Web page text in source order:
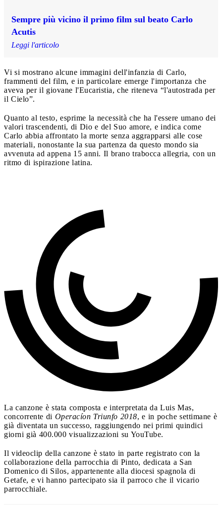
Sempre più vicino il primo film sul beato Carlo
Acutis
Leggi l'articolo
Vi si mostrano alcune immagini dell'infanzia di Carlo,
frammenti del film, e in particolare emerge l'importanza che
aveva per il giovane l'Eucaristia, che riteneva “l'autostrada per
il Cielo”.
Quanto al testo, esprime la necessità che ha l'essere umano dei
valori trascendenti, di Dio e del Suo amore, e indica come
Carlo abbia affrontato la morte senza aggrapparsi alle cose
materiali, nonostante la sua partenza da questo mondo sia
avvenuta ad appena 15 anni. Il brano trabocca allegria, con un
ritmo di ispirazione latina.
La canzone è stata composta e interpretata da Luis Mas,
concorrente di Operacíon Triunfo 2018, e in poche settimane è
già diventata un successo, raggiungendo nei primi quindici
giorni già 400.000 visualizzazioni su YouTube.
Il videoclip della canzone è stato in parte registrato con la
collaborazione della parrocchia di Pinto, dedicata a San
Domenico di Silos, appartenente alla diocesi spagnola di
Getafe, e vi hanno partecipato sia il parroco che il vicario
parrocchiale.